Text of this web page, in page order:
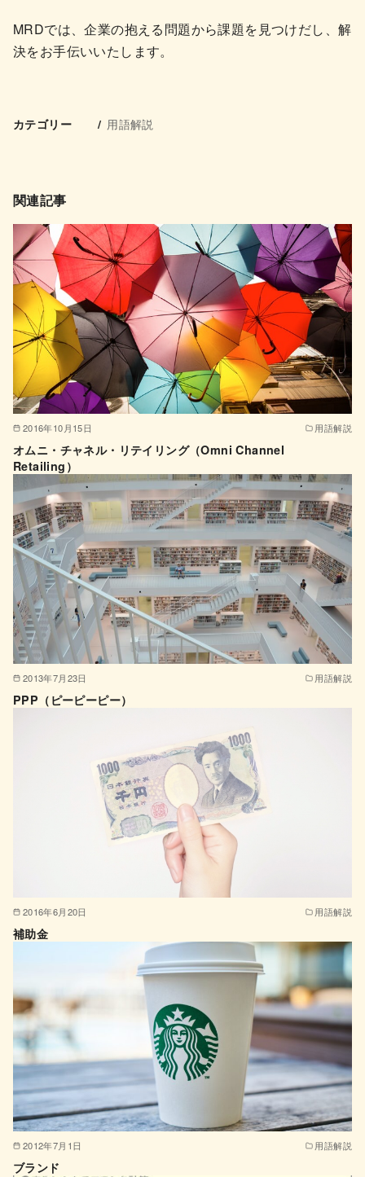
MRDでは、企業の抱える問題から課題を見つけだし、解
決をお手伝いいたします。
カテゴリー 用語解説
関連記事
2016年10月15日 用語解説
オムニ・チャネル・リテイリング（Omni Channel
Retailing）
2013年7月23日 用語解説
PPP（ピーピーピー）
2016年6月20日 用語解説
補助金
2012年7月1日 用語解説
ブランド